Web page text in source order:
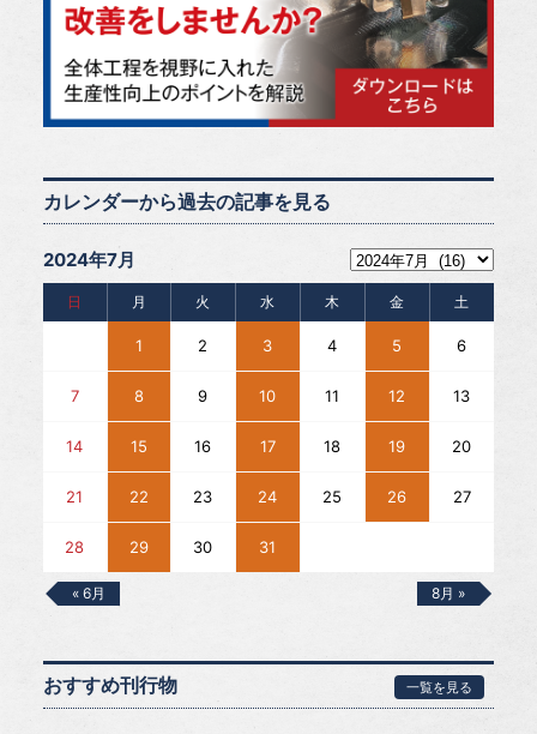
カレンダーから過去の記事を見る
2024年7月
日 月 火 水 木 金 土
1 2 3 4 5 6
7 8 9 10 11 12 13
14 15 16 17 18 19 20
21 22 23 24 25 26 27
28 29 30 31
« 6月 8月 »
おすすめ刊行物 一覧を見る